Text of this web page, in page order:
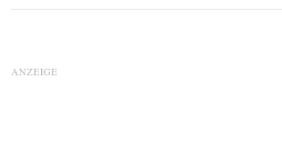
ANZEIGE